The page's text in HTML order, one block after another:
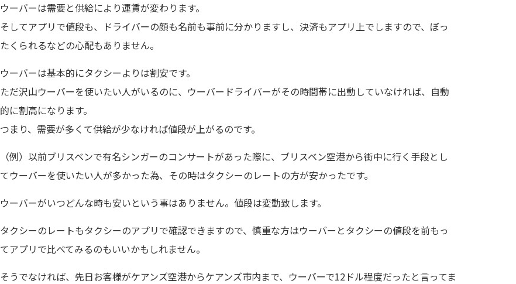
ウーバーは需要と供給により運賃が変わります。
そしてアプリで値段も、ドライバーの顔も名前も事前に分かりますし、決済もアプリ上でしますので、ぼっ
たくられるなどの心配もありません。
ウーバーは基本的にタクシーよりは割安です。
ただ沢山ウーバーを使いたい人がいるのに、ウーバードライバーがその時間帯に出動していなければ、自動
的に割高になります。
つまり、需要が多くて供給が少なければ値段が上がるのです。
（例）以前ブリスベンで有名シンガーのコンサートがあった際に、ブリスベン空港から街中に行く手段とし
てウーバーを使いたい人が多かった為、その時はタクシーのレートの方が安かったです。
ウーバーがいつどんな時も安いという事はありません。値段は変動致します。
タクシーのレートもタクシーのアプリで確認できますので、慎重な方はウーバーとタクシーの値段を前もっ
てアプリで比べてみるのもいいかもしれません。
そうでなければ、先日お客様がケアンズ空港からケアンズ市内まで、ウーバーで12ドル程度だったと言ってま